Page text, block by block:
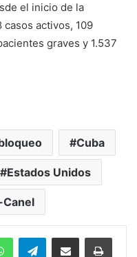
el inicio de la
activos, 109
graves y 1.537
Cuba
Estados Unidos
WhatsAppTelegramCompartir por correo electrónico